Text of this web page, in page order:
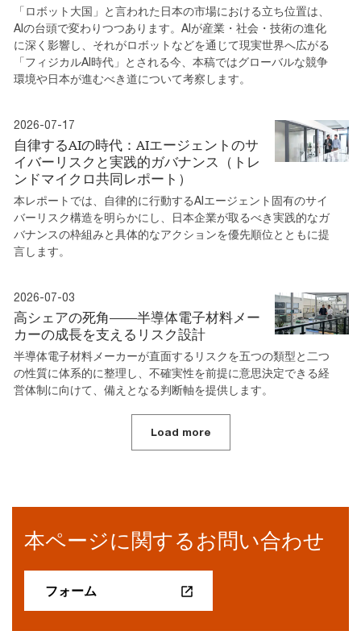
「ロボット大国」と言われた日本の市場における立ち位置は、
AIの台頭で変わりつつあります。AIが産業・社会・技術の進化
に深く影響し、それがロボットなどを通じて現実世界へ広がる
「フィジカルAI時代」とされる今、本稿ではグローバルな競争
環境や日本が進むべき道について考察します。
2026-07-17
自律するAIの時代：AIエージェントのサ
イバーリスクと実践的ガバナンス（トレ
ンドマイクロ共同レポート）
本レポートでは、自律的に行動するAIエージェント固有のサイ
バーリスク構造を明らかにし、日本企業が取るべき実践的なガ
バナンスの枠組みと具体的なアクションを優先順位とともに提
言します。
2026-07-03
高シェアの死角――半導体電子材料メー
カーの成長を支えるリスク設計
半導体電子材料メーカーが直面するリスクを五つの類型と二つ
の性質に体系的に整理し、不確実性を前提に意思決定できる経
営体制に向けて、備えとなる判断軸を提供します。
Load more
本ページに関するお問い合わせ
フォーム